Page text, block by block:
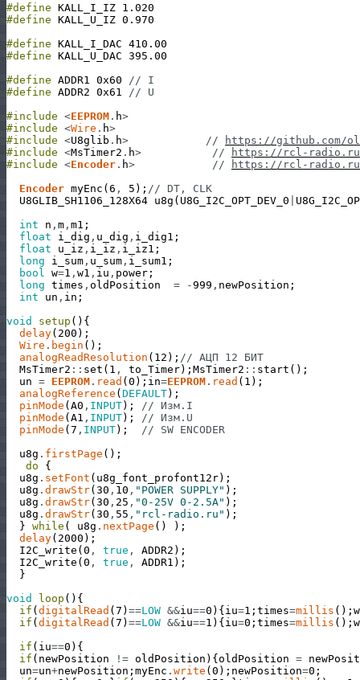
#define KALL_I_IZ 1.020
#define KALL_U_IZ 0.970
#define KALL_I_DAC 410.00
#define KALL_U_DAC 395.00
#define ADDR1 0x60
// I
#define ADDR2 0x61
// U
#include <EEPROM . h>
#include <Wire . h>
#include <U8glib . h> //
https://github.com/
#include <MsTimer2 . h> //
https://rcl-radio.ru/
#include <Encoder . h> //
https://rcl-radio.ru/
Encoder myEnc (6 , 5 ) ; // DT, CLK
U8GLIB_SH1106_128X64 u8g ( U8G_I2C_OPT_DEV_0
int
n , m , m1 ;
float
i_dig , u_dig , i_dig1 ;
float
u_iz , i_iz , i_iz1 ;
long
i_sum , u_sum , i_sum1 ;
bool
w=1 , w1 , iu , power ;
long times , oldPosition = -999 , newPosition ;
int
un , in ;
void
setup ( ) {
delay( 200 ) ;
Wire . begin ( ) ;
analogReadResolution ( 12 ) ; // АЦП 12 БИТ
MsTimer2 : : set ( 1 , to_Timer) ; MsTimer2 : : start ( ) ;
un = EEPROM . read (0 ) ; in=EEPROM . read ( 1 ) ;
analogReference (DEFAULT) ;
pinMode (A0 , INPUT) ;
// Изм.I
pinMode (A1 , INPUT) ;
// Изм.U
pinMode (7 , INPUT) ;
// SW ENCODER
u8g . firstPage ( ) ;
do
{
u8g . setFont ( u8g_font_profont12r) ;
u8g . drawStr(30 , 10 , "POWER SUPPLY" ) ;
u8g . drawStr(30 , 25 , "0-25V 0-2.5A" ) ;
u8g . drawStr(30 , 55 , "rcl-radio.ru" ) ;
} while ( u8g . nextPage ( ) ) ;
delay( 2000 ) ;
I2C_write (0 , true , ADDR2 ) ;
I2C_write (0 , true , ADDR1 ) ;
}
void
loop ( ) {
if (digitalRead (7 ) ==LOW &&iu==0 ) {iu=1 ; times=millis ( ) ; w
if (digitalRead (7 ) ==LOW &&iu==1 ) {iu=0 ; times=millis ( ) ; w
if ( iu==0 ) {
if ( newPosition != oldPosition ) {oldPosition =
un=un+newPosition ; myEnc . write (0 ) ; newPosition=0 ;